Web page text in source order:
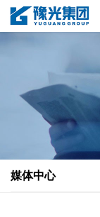
媒体中心